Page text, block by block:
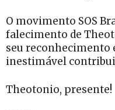
O movimento SOS
falecimento de
seu reconhecimento
inestimável
Theotonio, presente!